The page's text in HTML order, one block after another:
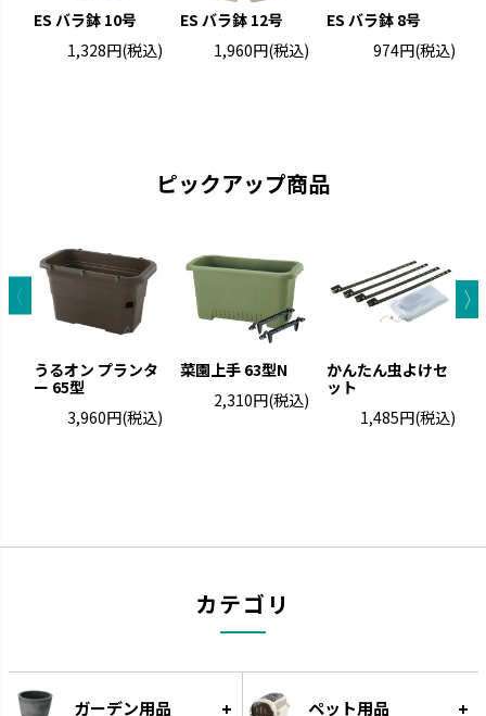
ペイントした手作りの風合いで
クロレラの恵み
クロレラの効果で植物の生長を
サポートします。
受皿に貯水する底面給水タイプ
手作り感のある暖かな風合いで
す。
スラック ジョーロ グレース
ES バラ鉢 10号
1,328円(税込)
ES バラ鉢 12号
1,960円(税込)
ES バラ鉢 8号
974円(税込)
ピックアップ商品
うるオン プランタ
ー 65型
3,960円(税込)
菜園上手 63型N
2,310円(税込)
かんたん虫よけセ
ット
1,485円(税込)
カテゴリ
ガーデン用品 ペット用品